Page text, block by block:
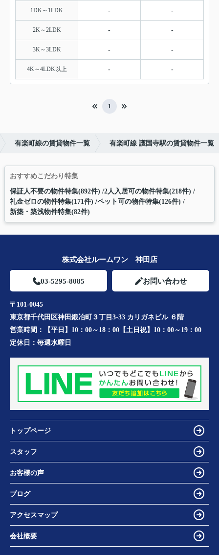
1DK～1LDK - -
2K～2LDK - -
3K～3LDK - -
4K～4LDK以上 - -
1
有楽町線の賃貸物件一覧 有楽町線 護国寺駅の賃貸物件一覧
おすすめこだわり特集
保証人不要の物件特集(892件) 2人入居可の物件特集(218件)
礼金ゼロの物件特集(171件) ペット可の物件特集(126件)
新築・築浅物件特集(82件)
株式会社ルームワン 神田店
03-5295-8085 お問い合わせ
〒101-0045
東京都千代田区神田鍛冶町３丁目3-33 カリガネビル ６階
営業時間：
【平日】10：00～18：00【土日祝】10：00～19：00
定休日： 毎週水曜日
トップページ
スタッフ
お客様の声
ブログ
アクセスマップ
会社概要